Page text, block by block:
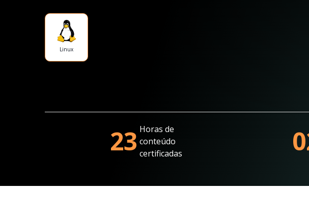
Linux
23 Horas de
conteúdo
certificadas